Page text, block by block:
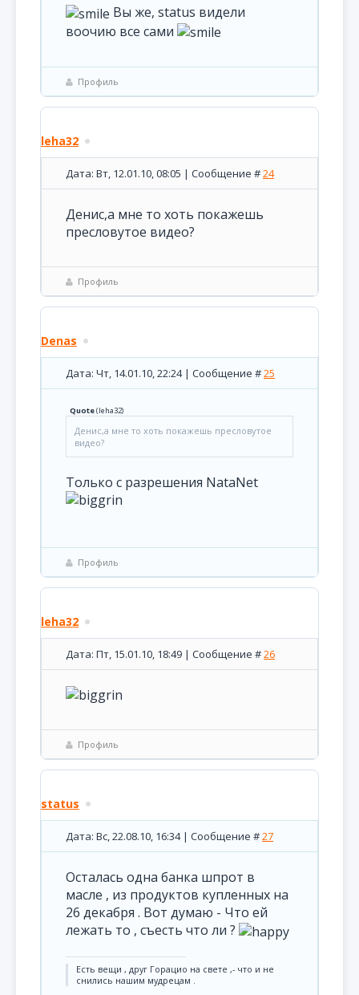
Вы же, status видели
воочию все сами
Профиль
leha32
Дата: Вт, 12.01.10, 08:05 | Сообщение #24
Денис,а мне то хоть покажешь
пресловутое видео?
Профиль
Denas
Дата: Чт, 14.01.10, 22:24 | Сообщение #25
Quote(leha32)
Денис,а мне то хоть покажешь пресловутое
видео?
Только с разрешения NataNet
Профиль
leha32
Дата: Пт, 15.01.10, 18:49 | Сообщение #26
Профиль
status
Дата: Вс, 22.08.10, 16:34 | Сообщение #27
Осталась одна банка шпрот в
масле , из продуктов купленных на
26 декабря . Вот думаю - Что ей
лежать то , съесть что ли ?
Есть вещи , друг Горацио на свете ,- что и не
снились нашим мудрецам .